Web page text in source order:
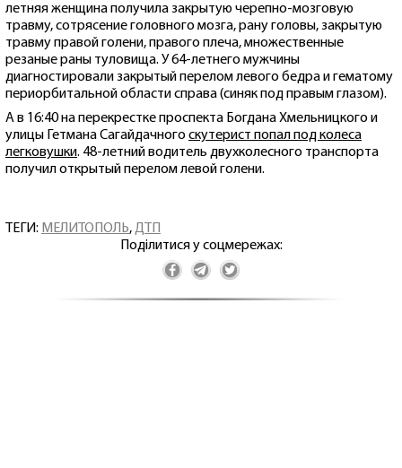
летняя женщина получила закрытую черепно-мозговую
травму, сотрясение головного мозга, рану головы, закрытую
травму правой голени, правого плеча, множественные
резаные раны туловища. У 64-летнего мужчины
диагностировали закрытый перелом левого бедра и гематому
периорбитальной области справа (синяк под правым глазом).
А в 16:40 на перекрестке проспекта Богдана Хмельницкого и
улицы Гетмана Сагайдачного скутерист попал под колеса
легковушки. 48-летний водитель двухколесного транспорта
получил открытый перелом левой голени.
ТЕГИ: МЕЛИТОПОЛЬ,ДТП
Поділитися у соцмережах: